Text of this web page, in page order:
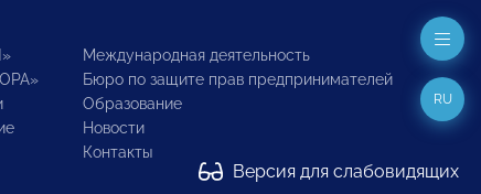
Международная деятельность
Бюро по защите прав предпринимателей
Образование
Новости
Контакты
Версия для слабовидящих
RU